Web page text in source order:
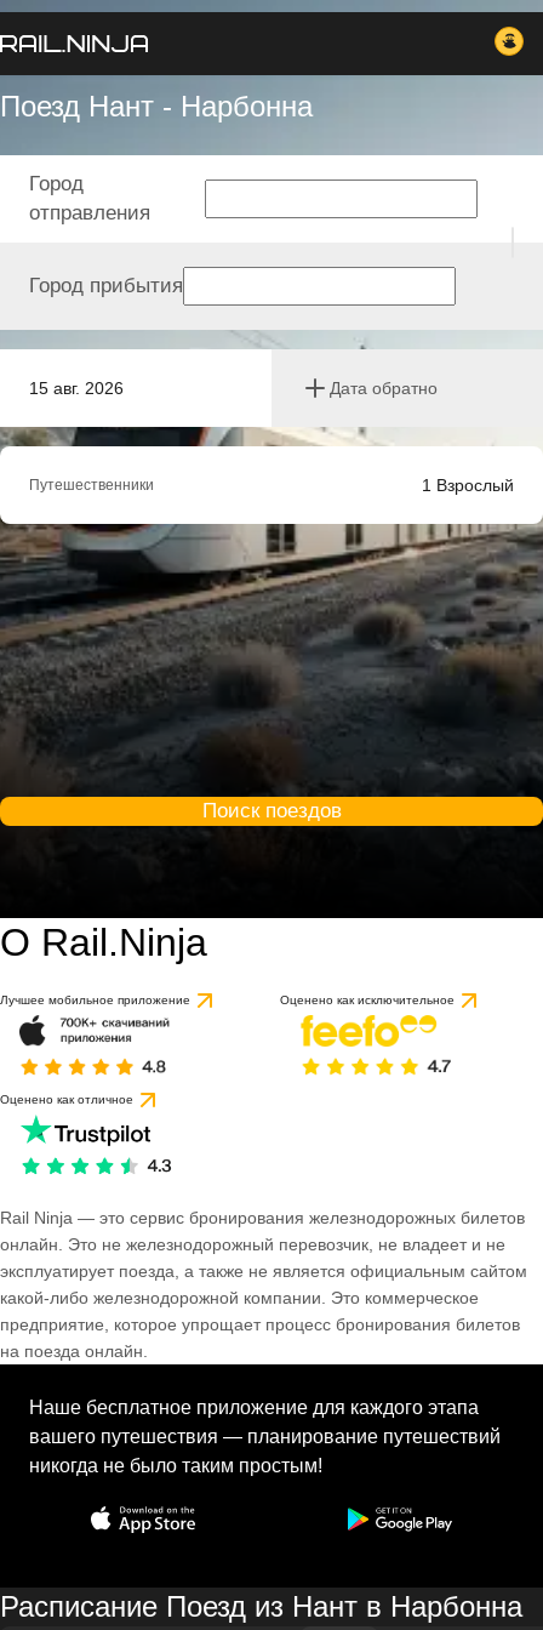
Поезд Нант - Нарбонна
15 авг. 2026 Дата обратно
Город
отправления
Город прибытия
Путешественники 1 Взрослый
Поиск поездов
О Rail.Ninja
Лучшее мобильное приложение Оценено как исключительное
Оценено как отличное
Rail Ninja — это сервис бронирования железнодорожных билетов
онлайн. Это не железнодорожный перевозчик, не владеет и не
эксплуатирует поезда, а также не является официальным сайтом
какой-либо железнодорожной компании. Это коммерческое
предприятие, которое упрощает процесс бронирования билетов
на поезда онлайн.
Наше бесплатное приложение для каждого этапа
вашего путешествия — планирование путешествий
никогда не было таким простым!
Расписание Поезд из Нант в Нарбонна